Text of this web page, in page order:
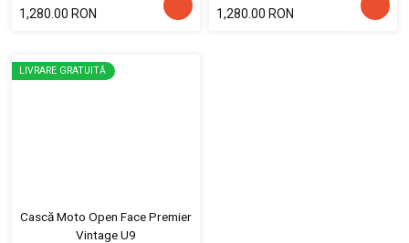
1,280.00 RON
1,280.00 RON
LIVRARE GRATUITĂ
Cască Moto Open Face Premier
Vintage U9